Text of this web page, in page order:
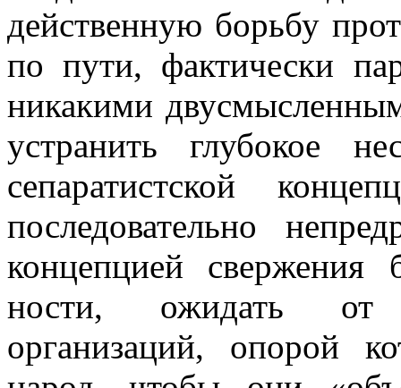
действенную борьбу
по пути, фактически
никакими
устранить глубокое
сепа­ратистской
последовательно
концепцией
ности, ожидать от
организаций, опорой